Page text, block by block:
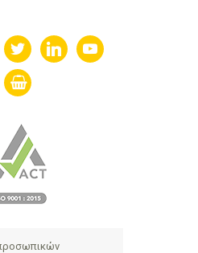
twitter linkedin youtube
shopping-
basket